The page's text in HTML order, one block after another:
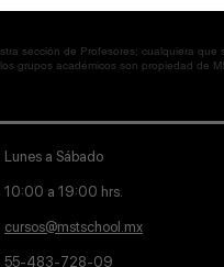
sección de Profesores; cualquiera que
grupos académicos son propiedad de
Lunes a Sábado
10:00 a 19:00 hrs.
cursos@mstschool.mx
55-483-728-09